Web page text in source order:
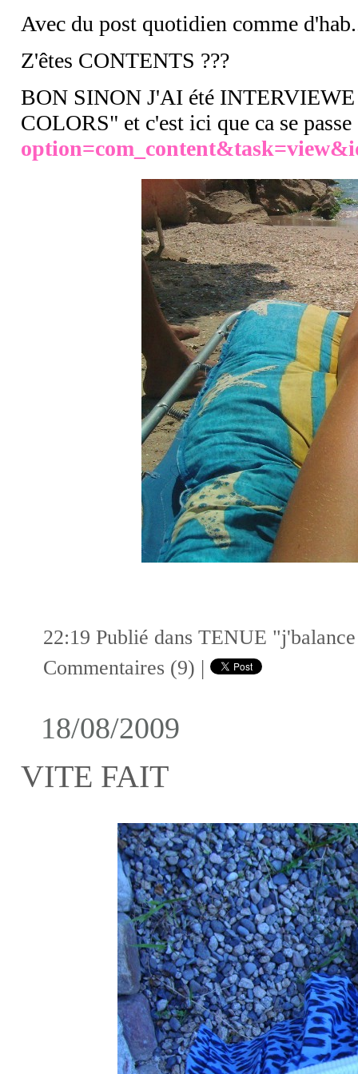
Avec du post quotidien comme
Z'êtes CONTENTS ???
BON SINON J'AI été
COLORS" et c'est ici que ca se
option=com_content&
22:19 Publié dans TENUE
Commentaires (9) |
18/08/2009
VITE FAIT